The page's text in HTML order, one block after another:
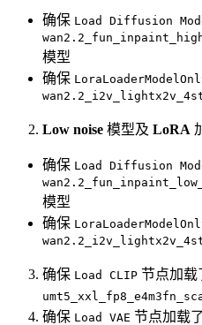
确保 Load Diffusion
模型
确保
Low noise 模型及 LoRA
确保 Load Diffusion
模型
确保
确保 Load CLIP 节点加载
确保 Load VAE 节点加载了